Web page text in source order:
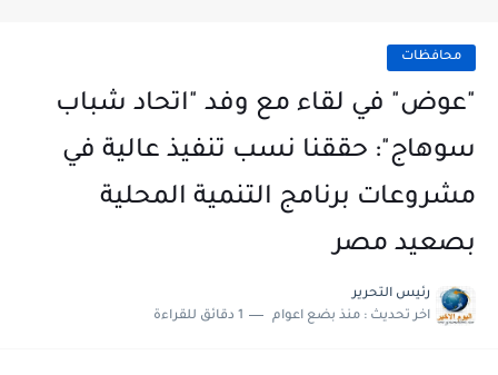
محافظات
"عوض" في لقاء مع وفد "اتحاد شباب
سوهاج": حققنا نسب تنفيذ عالية في
مشروعات برنامج التنمية المحلية
بصعيد مصر
رئيس التحرير
اخر تحديث : منذ بضع اعوام 1 دقائق للقراءة